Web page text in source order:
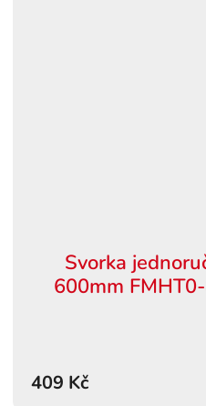
Svorka
600mm
409 Kč